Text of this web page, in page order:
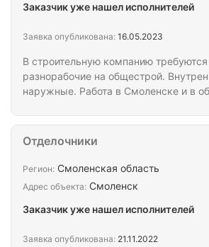
В строительную компанию требуются
разнорабочие на общестрой.
наружные. Работа в Смоленске и в
Заказчик уже нашел исполнителей
Заявка опубликована: 16.05.2023
Отделочники
Регион: Смоленская область
Адрес объекта: Смоленск
Заказчик уже нашел исполнителей
Заявка опубликована: 21.11.2022